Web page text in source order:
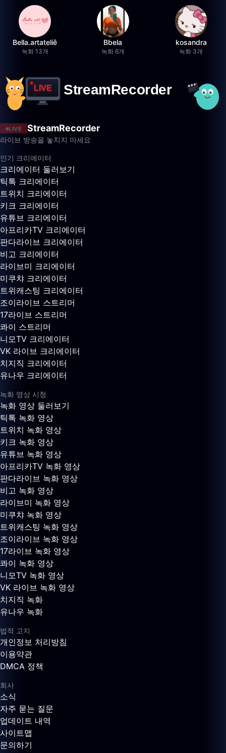
Bella.artateliê
녹화 13개
Bbela
녹화 6개
kosandra
녹화 3개
LIVE StreamRecorder
라이브 방송을 놓치지 마세요
인기 크리에이터
크리에이터 둘러보기
틱톡 크리에이터
트위치 크리에이터
키크 크리에이터
유튜브 크리에이터
아프리카TV 크리에이터
판다라이브 크리에이터
비고 크리에이터
라이브미 크리에이터
미쿠챠 크리에이터
트위캐스팅 크리에이터
조이라이브 스트리머
17라이브 스트리머
콰이 스트리머
니모TV 크리에이터
VK 라이브 크리에이터
치지직 크리에이터
유나우 크리에이터
녹화 영상 시청
녹화 영상 둘러보기
틱톡 녹화 영상
트위치 녹화 영상
키크 녹화 영상
유튜브 녹화 영상
아프리카TV 녹화 영상
판다라이브 녹화 영상
비고 녹화 영상
라이브미 녹화 영상
미쿠챠 녹화 영상
트위캐스팅 녹화 영상
조이라이브 녹화 영상
17라이브 녹화 영상
콰이 녹화 영상
니모TV 녹화 영상
VK 라이브 녹화 영상
치지직 녹화
유나우 녹화
법적 고지
개인정보 처리방침
이용약관
DMCA 정책
회사
소식
자주 묻는 질문
업데이트 내역
사이트맵
문의하기